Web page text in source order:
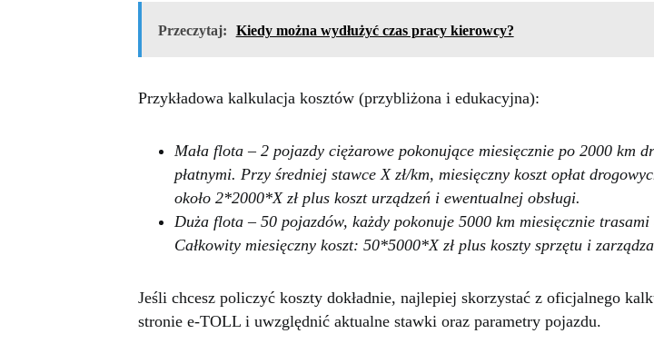
Przeczytaj: Kiedy można wydłużyć czas pracy kierowcy?
Przykładowa kalkulacja kosztów (przybliżona i edukacyjna):
Mała flota – 2 pojazdy ciężarowe pokonujące miesięcznie po 2000 km
płatnymi. Przy średniej stawce X zł/km, miesięczny koszt opłat
około 2*2000*X zł plus koszt urządzeń i ewentualnej obsługi.
Duża flota – 50 pojazdów, każdy pokonuje 5000 km miesięcznie trasami
Całkowity miesięczny koszt: 50*5000*X zł plus koszty sprzętu i
Jeśli chcesz policzyć koszty dokładnie, najlepiej skorzystać z oficjalnego
stronie e-TOLL i uwzględnić aktualne stawki oraz parametry pojazdu.